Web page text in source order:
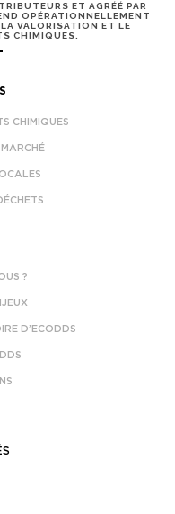
ET AGRÉÉ PAR
OPÉRATIONNELLEMENT
VALORISATION ET LE
CHIMIQUES.
CHIMIQUES
?
D’ECODDS